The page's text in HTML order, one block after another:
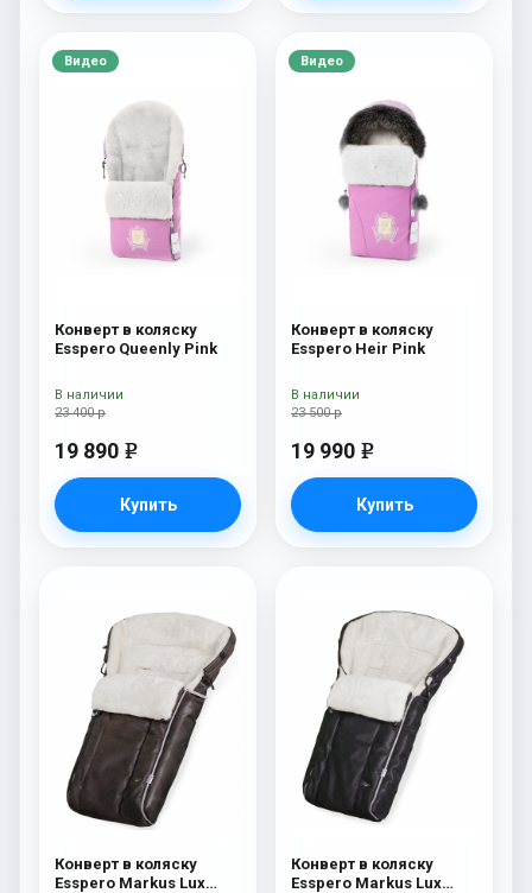
Видео
Конверт в коляску
Esspero Queenly Pink
23 400 р
19 890 e
Купить
В наличии
Видео
Конверт в коляску
Esspero Heir Pink
23 500 р
19 990 e
Купить
В наличии
Конверт в коляску
Esspero Markus Lux
Конверт в коляску
Esspero Markus Lux